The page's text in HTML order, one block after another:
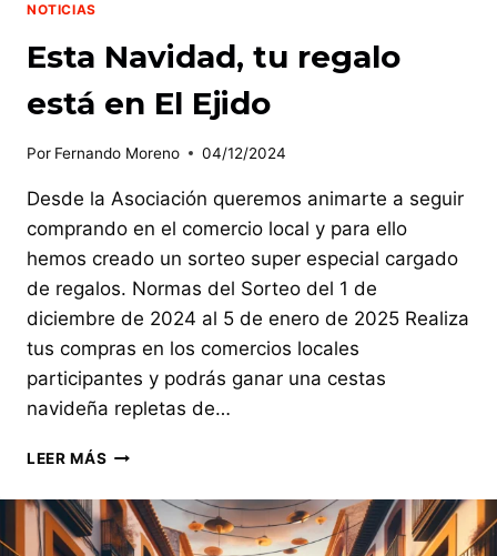
NOTICIAS
Esta Navidad, tu regalo
está en El Ejido
Por Fernando Moreno 04/12/2024
Desde la Asociación queremos animarte a seguir
comprando en el comercio local y para ello
hemos creado un sorteo super especial cargado
de regalos. Normas del Sorteo del 1 de
diciembre de 2024 al 5 de enero de 2025 Realiza
tus compras en los comercios locales
participantes y podrás ganar una cestas
navideña repletas de…
LEER MÁS ESTA
TU
REGALO
ESTÁ